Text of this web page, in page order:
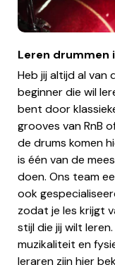
Leren drummen
Heb jij altijd al van
beginner die wil
bent door
grooves van RnB
de drums komen
is één van de
doen. Ons team
ook
zodat je les krijgt
stijl die jij wilt
muzikaliteit en
leraren zijn hier